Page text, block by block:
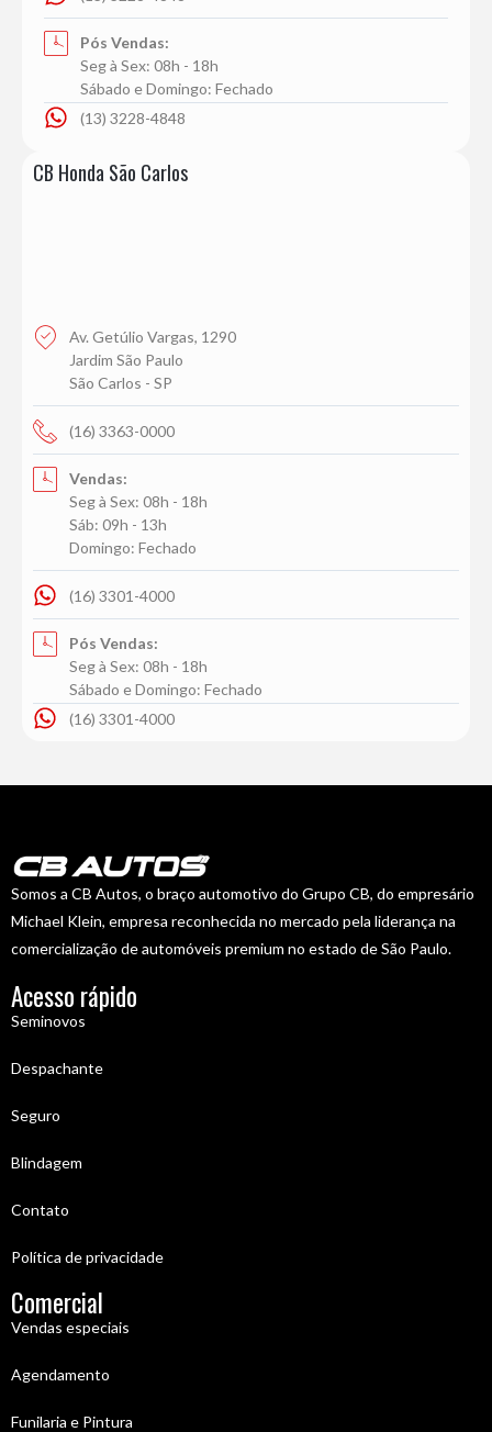
Pós Vendas:
Seg à Sex: 08h - 18h
Sábado e Domingo: Fechado
(13) 3228-4848
CB Honda São Carlos
Av. Getúlio Vargas, 1290
Jardim São Paulo
São Carlos - SP
(16) 3363-0000
Vendas:
Seg à Sex: 08h - 18h
Sáb: 09h - 13h
Domingo: Fechado
(16) 3301-4000
Pós Vendas:
Seg à Sex: 08h - 18h
Sábado e Domingo: Fechado
(16) 3301-4000
Somos a CB Autos, o braço automotivo do Grupo CB, do empresário
Michael Klein, empresa reconhecida no mercado pela liderança na
comercialização de automóveis premium no estado de São Paulo.
Acesso rápido
Seminovos
Despachante
Seguro
Blindagem
Contato
Política de privacidade
Comercial
Vendas especiais
Agendamento
Funilaria e Pintura